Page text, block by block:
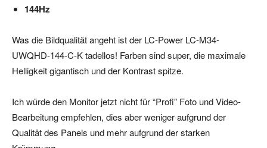
144Hz
Was die Bildqualität angeht ist der LC-Power LC-M34-
UWQHD-144-C-K tadellos! Farben sind super, die maximale
Helligkeit gigantisch und der Kontrast spitze.
Ich würde den Monitor jetzt nicht für “Profi” Foto und Video-
Bearbeitung empfehlen, dies aber weniger aufgrund der
Qualität des Panels und mehr aufgrund der starken